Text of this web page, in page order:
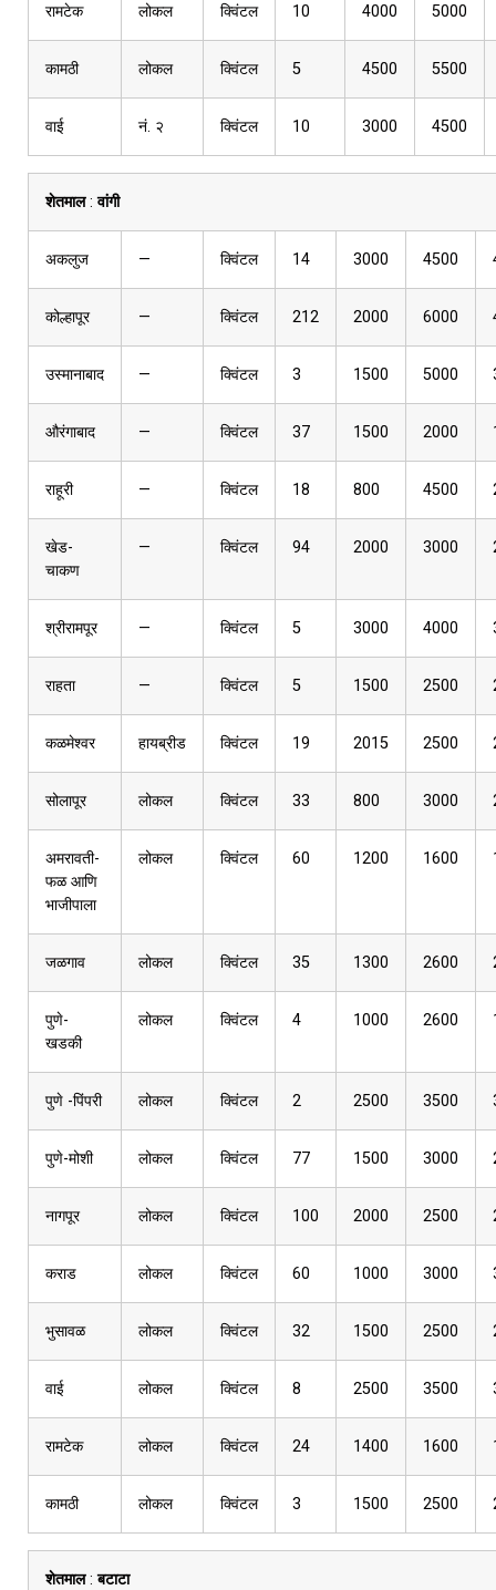
रामटेक लोकल क्विंटल 10 4000 5000
कामठी लोकल क्विंटल 5 4500 5500
वाई नं. २ क्विंटल 10 3000 4500
शेतमाल:वांगी
अकलुज — क्विंटल 14 3000 4500
कोल्हापूर — क्विंटल 212 2000 6000
उस्मानाबाद — क्विंटल 3 1500 5000
औरंगाबाद — क्विंटल 37 1500 2000
राहूरी — क्विंटल 18 800 4500
खेड-
चाकण
— क्विंटल 94 2000 3000
श्रीरामपूर — क्विंटल 5 3000 4000
राहता — क्विंटल 5 1500 2500
कळमेश्वर हायब्रीड क्विंटल 19 2015 2500
सोलापूर लोकल क्विंटल 33 800 3000
अमरावती-
फळ आणि
भाजीपाला
लोकल क्विंटल 60 1200 1600
जळगाव लोकल क्विंटल 35 1300 2600
पुणे-
खडकी
लोकल क्विंटल 4 1000 2600
पुणे -पिंपरी लोकल क्विंटल 2 2500 3500
पुणे-मोशी लोकल क्विंटल 77 1500 3000
नागपूर लोकल क्विंटल 100 2000 2500
कराड लोकल क्विंटल 60 1000 3000
भुसावळ लोकल क्विंटल 32 1500 2500
वाई लोकल क्विंटल 8 2500 3500
रामटेक लोकल क्विंटल 24 1400 1600
कामठी लोकल क्विंटल 3 1500 2500
शेतमाल:बटाटा